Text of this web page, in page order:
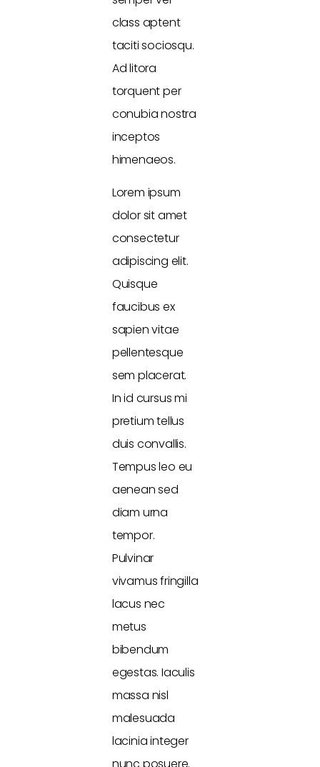
class aptent
taciti sociosqu.
Ad litora
torquent per
conubia nostra
inceptos
himenaeos.
Lorem ipsum
dolor sit amet
consectetur
adipiscing elit.
Quisque
faucibus ex
sapien vitae
pellentesque
sem placerat.
In id cursus mi
pretium tellus
duis convallis.
Tempus leo eu
aenean sed
diam urna
tempor.
Pulvinar
vivamus fringilla
lacus nec
metus
bibendum
egestas. Iaculis
massa nisl
malesuada
lacinia integer